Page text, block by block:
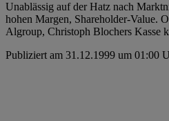
Unablässig auf der Hatz nach
hohen Margen, Shareholder-Value.
Algroup, Christoph Blochers Kasse
Publiziert am 31.12.1999 um 01:00